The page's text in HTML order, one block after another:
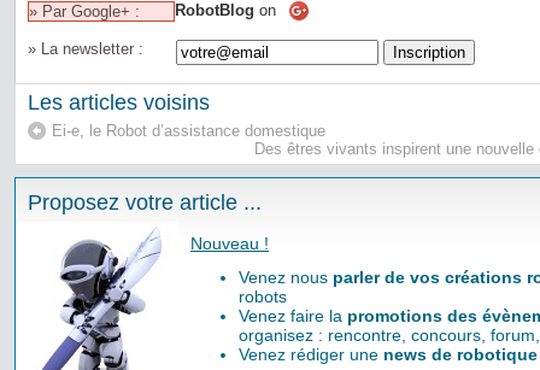
» Par Google+ : RobotBlog on
» La newsletter :
Les articles voisins
Ei-e, le Robot d’assistance domestique
Des êtres vivants inspirent une
Proposez votre article ...
Nouveau !
Venez nous parler de vos créations
robots
Venez faire la promotions des
organisez : rencontre, concours,
Venez rédiger une news de robotique